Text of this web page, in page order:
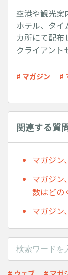
空港や観光案
ホテル、タイ
カ所にて配布
クライアント
# マガジン #
関連する質
マガジン
マガジン
数はどの
マガジン